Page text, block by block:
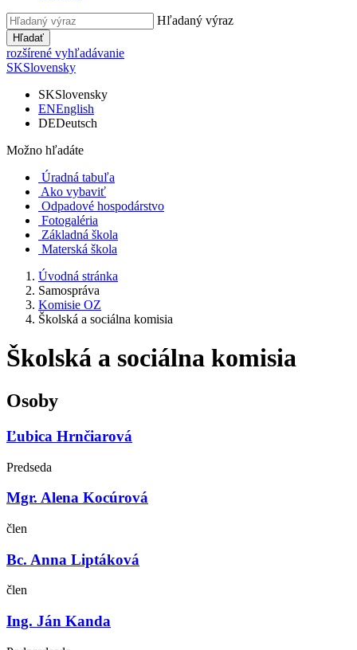
Hľadaný výraz
Hľadať
rozšírené vyhľadávanie
SKSlovensky
SKSlovensky
ENEnglish
DEDeutsch
Možno hľadáte
Úradná tabuľa
Ako vybaviť
Odpadové hospodárstvo
Fotogaléria
Základná škola
Materská škola
Úvodná stránka
Samospráva
Komisie OZ
Školská a sociálna komisia
Školská a sociálna komisia
Osoby
Ľubica Hrnčiarová
Predseda
Mgr. Alena Kocúrová
člen
Bc. Anna Liptáková
člen
Ing. Ján Kanda